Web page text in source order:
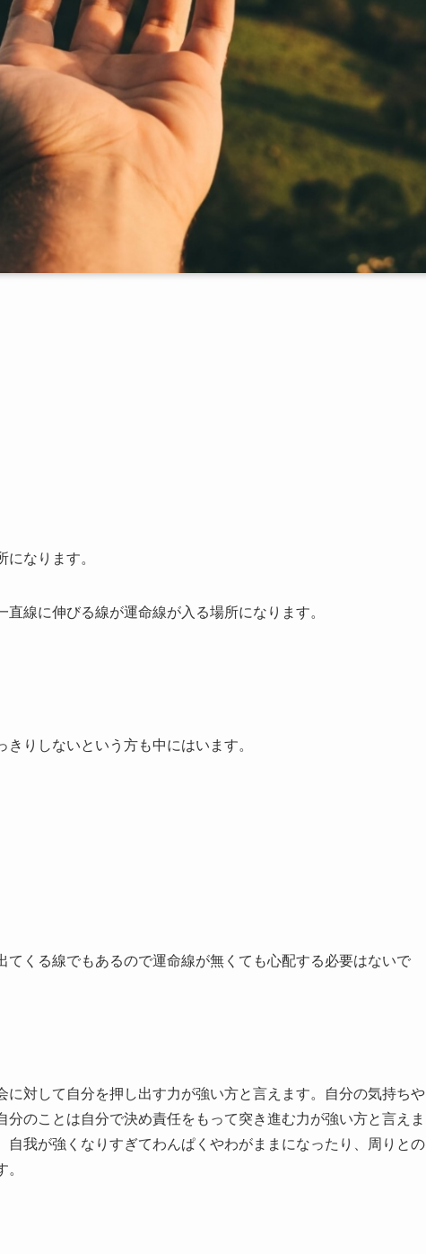
なります。
線に伸びる線が運命線が入る場所になります。
りしないという方も中にはいます。
くる線でもあるので運命線が無くても心配する必要はないで
対して自分を押し出す力が強い方と言えます。自分の気持ちや
のことは自分で決め責任をもって突き進む力が強い方と言えま
我が強くなりすぎてわんぱくやわがままになったり、周りとの